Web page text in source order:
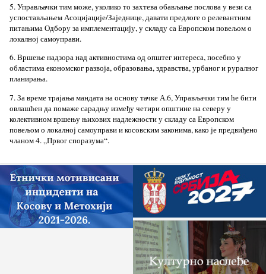
5. Управљачки тим може, уколико то захтева обављање послова у вези са
успостављањем Асоцијације/Заједнице, давати предлоге о релевантним
питањима Одбору за имплементацију, у складу са Европском повељом о
локалној самоуправи.
6. Вршење надзора над активностима од општег интереса, посебно у
областима економског развоја, образовања, здравства, урбаног и руралног
планирања.
7. За време трајања мандата на основу тачке А.6, Управљачки тим ће бити
овлашћен да помаже сарадњу између четири општине на северу у
колективном вршењу њихових надлежности у складу са Европском
повељом о локалној самоуправи и косовским законима, како је предвиђено
чланом 4. „Првог споразума“.